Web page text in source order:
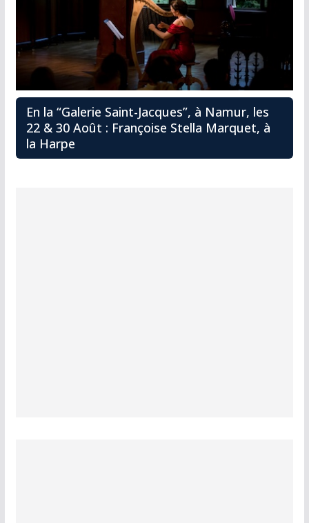
En la “Galerie Saint-Jacques”, à Namur, les
22 & 30 Août : Françoise Stella Marquet, à
la Harpe